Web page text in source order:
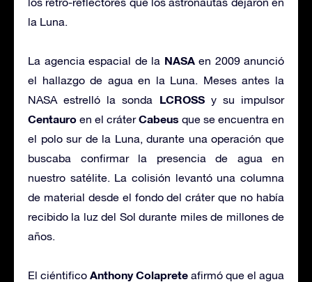
la Luna.
La agencia espacial de la NASAen 2009 anunció
el hallazgo de agua en la Luna. Meses antes la
NASA estrelló la sonda LCROSSy su impulsor
Centauro en el cráterCabeus que se encuentra en
el polo sur de la Luna, durante una operación que
buscaba confirmar la presencia de agua en
nuestro satélite. La colisión levantó una columna
de material desde el fondo del cráter que no había
recibido la luz del Sol durante miles de millones de
años.
El ciéntifico Anthony Colaprete afirmó que el agua